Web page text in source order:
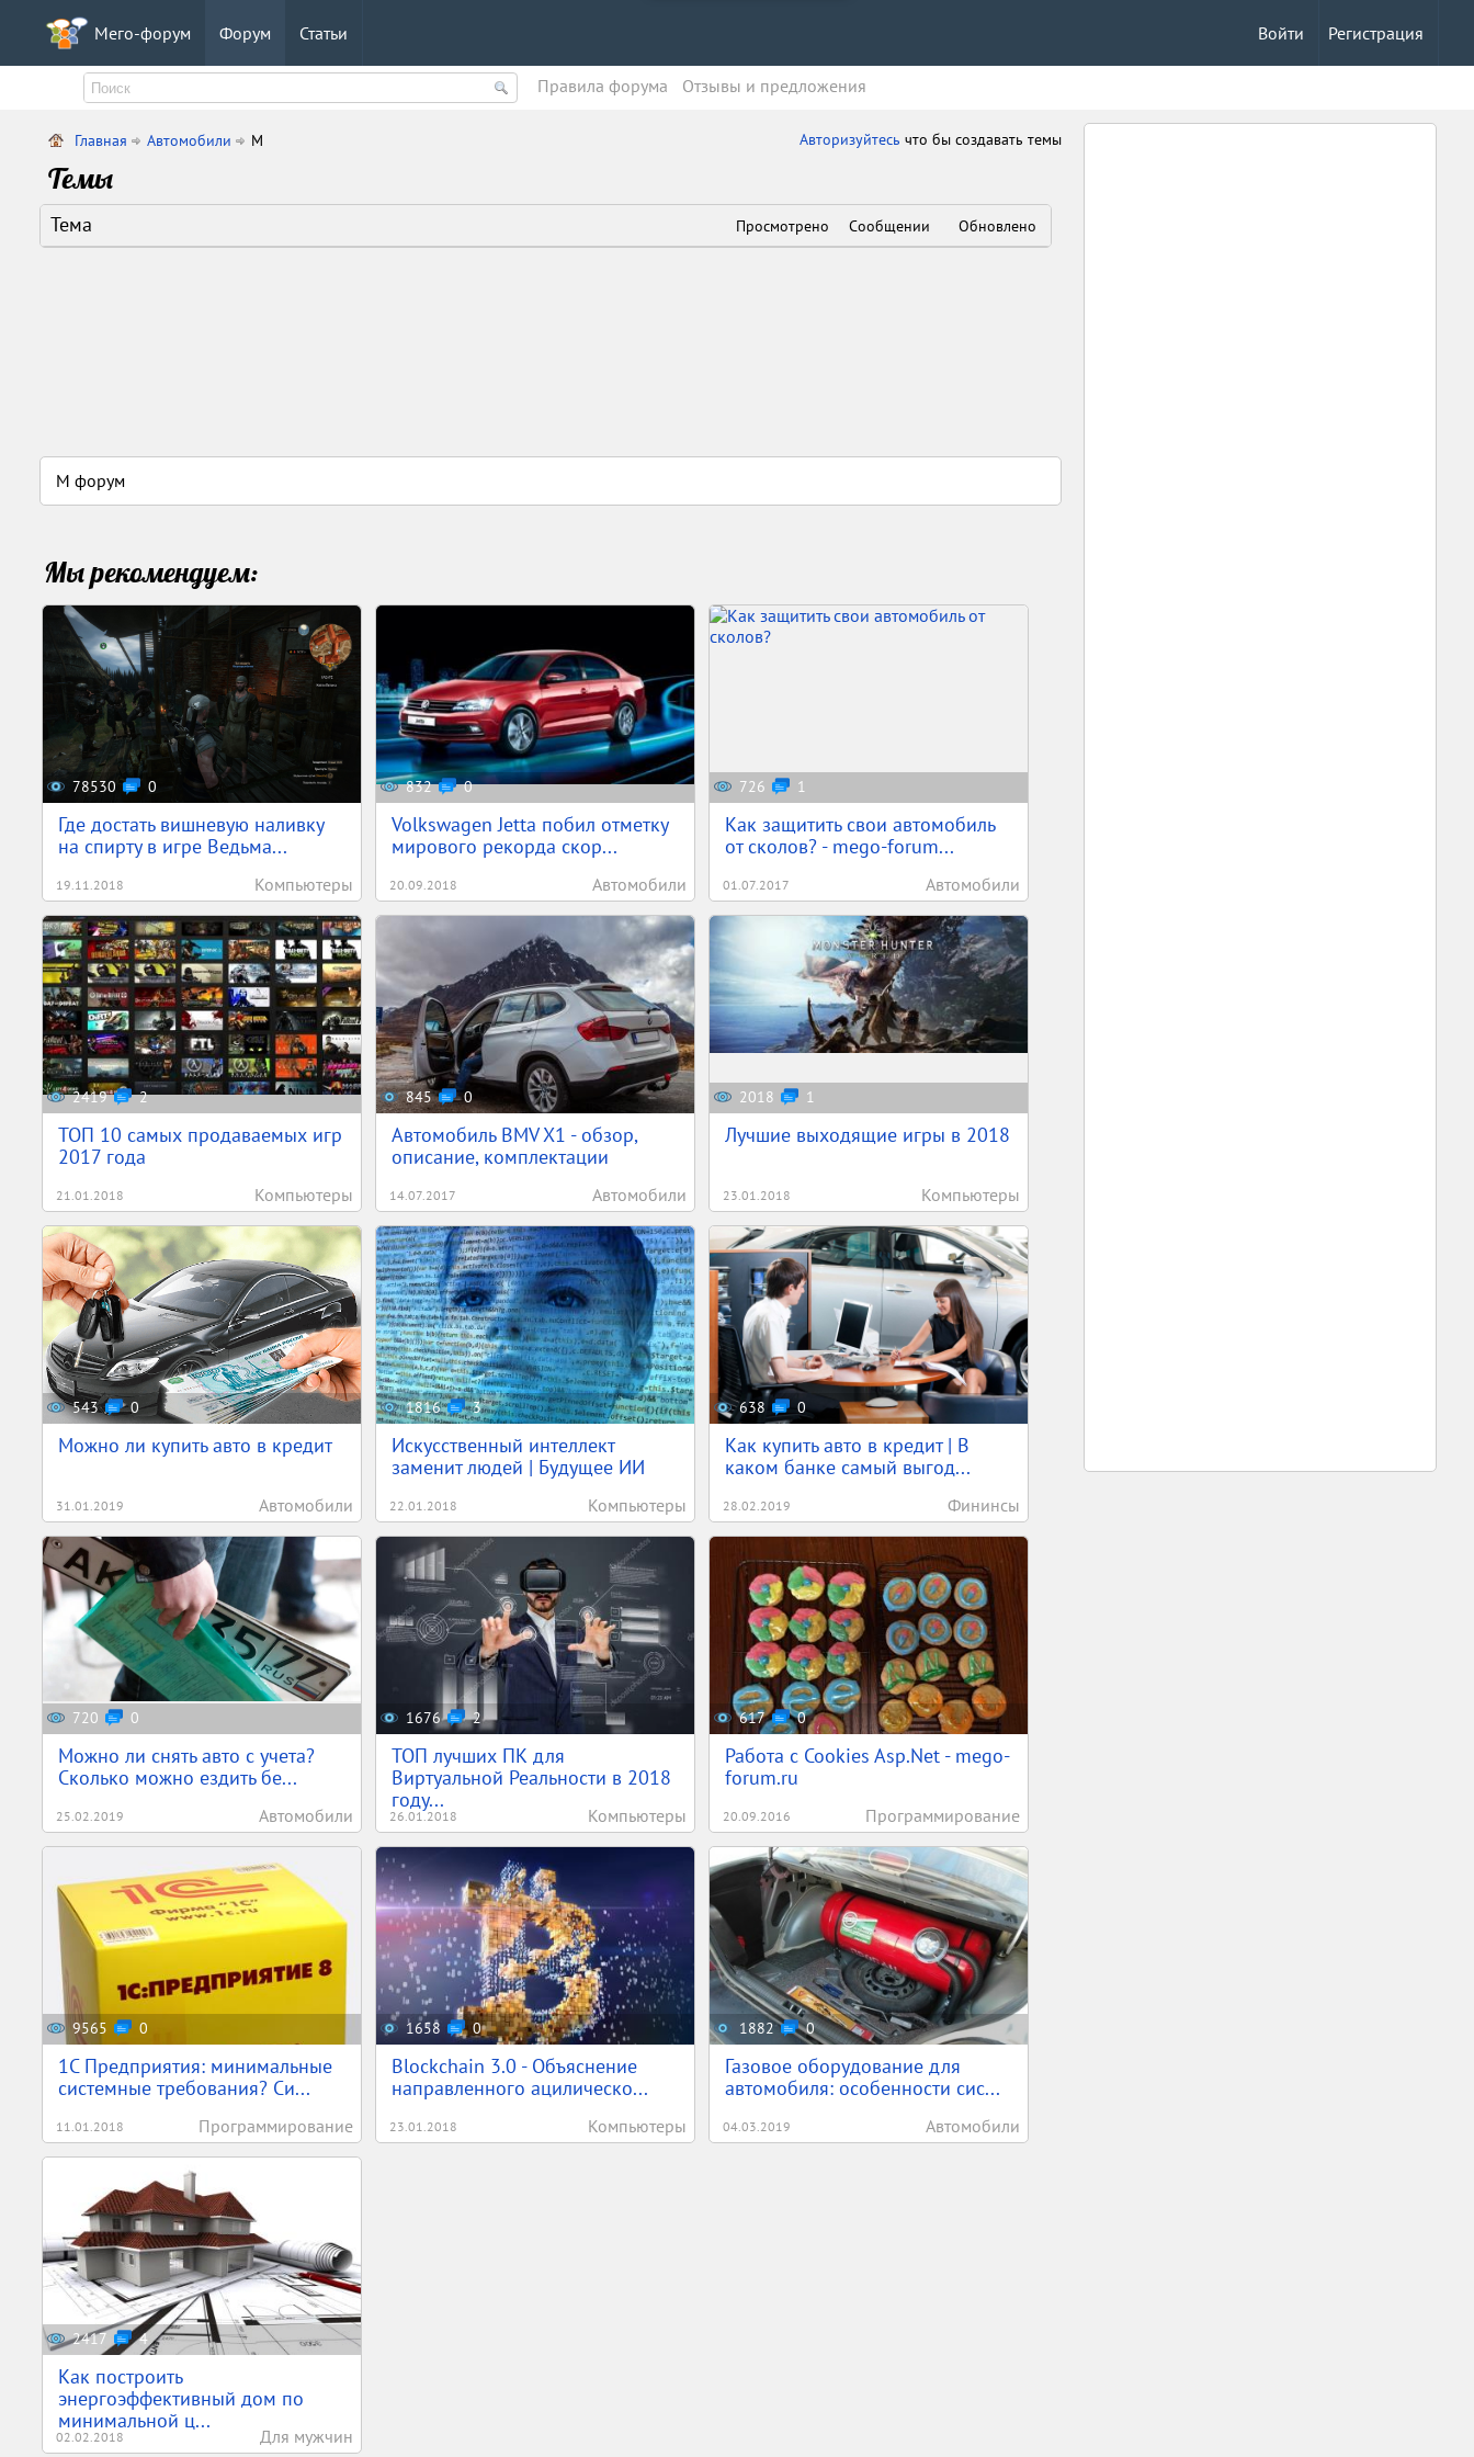
Мего-форум Форум Статьи Регистрация
Войти
Правила форума Oтзывы и предложения
Главная Автомобили M Авторизуйтесь что бы создавать темы
Темы
Тема Просмотрено Сообщении Обновлено
M форум
Мы рекомендуем:
78530 0
Где достать вишневую наливку
на спирту в игре Ведьма...
19.11.2018 Компьютеры
832 0
Volkswagen Jetta побил отметку
мирового рекорда скор...
20.09.2018 Автомобили
726 1
Как защитить свои автомобиль
от сколов? - mego-forum...
01.07.2017 Автомобили
2419 2
ТОП 10 самых продаваемых игр
2017 года
21.01.2018 Компьютеры
845 0
Автомобиль BMV X1 - обзор,
описание, комплектации
14.07.2017 Автомобили
2018 1
Лучшие выходящие игры в 2018
23.01.2018 Компьютеры
543 0
Можно ли купить авто в кредит
31.01.2019 Автомобили
1816 3
Искусственный интеллект
заменит людей | Будущее ИИ
22.01.2018 Компьютеры
638 0
Как купить авто в кредит | В
каком банке самый выгод...
28.02.2019 Фининсы
720 0
Можно ли снять авто с учета?
Сколько можно ездить бе...
25.02.2019 Автомобили
1676 2
ТОП лучших ПК для
Виртуальной Реальности в 2018
году...
26.01.2018 Компьютеры
617 0
Работа с Cookies Asp.Net - mego-
forum.ru
20.09.2016 Программирование
9565 0
1С Предприятия: минимальные
системные требования? Си...
11.01.2018 Программирование
1658 0
Blockchain 3.0 - Объяснение
направленного ацилическо...
23.01.2018 Компьютеры
1882 0
Газовое оборудование для
автомобиля: особенности сис...
04.03.2019 Автомобили
2417 4
Как построить
энергоэффективный дом по
минимальной ц...
02.02.2018 Для мужчин